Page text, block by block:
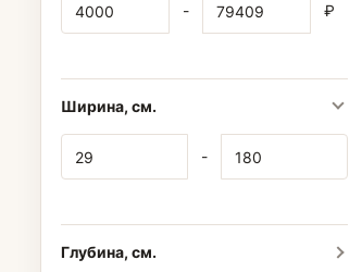
- ₽
Ширина, см.
-
Глубина, см.